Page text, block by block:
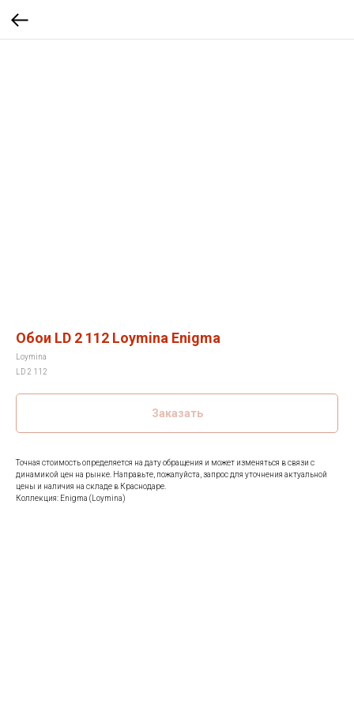
Обои LD 2 112 Loymina Enigma
Loymina
LD 2 112
Заказать
Точная стоимость определяется на дату обращения и может изменяться в связи с
динамикой цен на рынке. Направьте, пожалуйста, запрос для уточнения актуальной
цены и наличия на складе в Краснодаре.
Коллекция: Enigma (Loymina)